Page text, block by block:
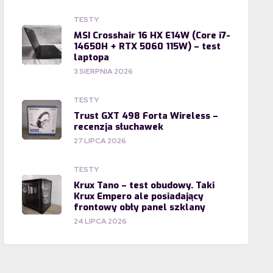
TESTY
MSI Crosshair 16 HX E14W (Core i7-
14650H + RTX 5060 115W) – test
laptopa
3 SIERPNIA 2026
TESTY
Trust GXT 498 Forta Wireless –
recenzja słuchawek
27 LIPCA 2026
TESTY
Krux Tano – test obudowy. Taki
Krux Empero ale posiadający
frontowy obły panel szklany
24 LIPCA 2026